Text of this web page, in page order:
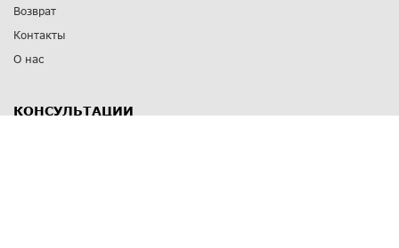
Возврат
Контакты
О нас
КОНСУЛЬТАЦИИ